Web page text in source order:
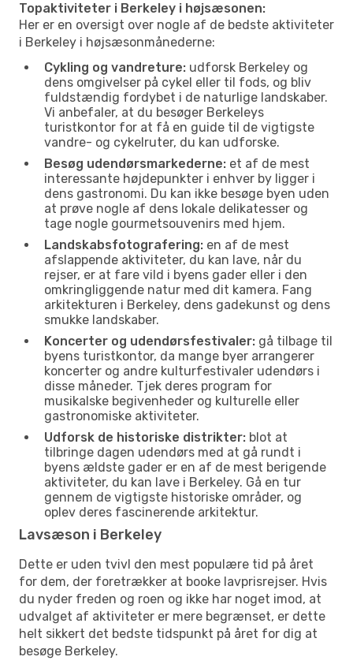
Topaktiviteter i Berkeley i højsæsonen:
Her er en oversigt over nogle af de bedste aktiviteter
i Berkeley i højsæsonmånederne:
Cykling og vandreture: udforsk Berkeley og
dens omgivelser på cykel eller til fods, og bliv
fuldstændig fordybet i de naturlige landskaber.
Vi anbefaler, at du besøger Berkeleys
turistkontor for at få en guide til de vigtigste
vandre- og cykelruter, du kan udforske.
Besøg udendørsmarkederne: et af de mest
interessante højdepunkter i enhver by ligger i
dens gastronomi. Du kan ikke besøge byen uden
at prøve nogle af dens lokale delikatesser og
tage nogle gourmetsouvenirs med hjem.
Landskabsfotografering: en af de mest
afslappende aktiviteter, du kan lave, når du
rejser, er at fare vild i byens gader eller i den
omkringliggende natur med dit kamera. Fang
arkitekturen i Berkeley, dens gadekunst og dens
smukke landskaber.
Koncerter og udendørsfestivaler: gå tilbage til
byens turistkontor, da mange byer arrangerer
koncerter og andre kulturfestivaler udendørs i
disse måneder. Tjek deres program for
musikalske begivenheder og kulturelle eller
gastronomiske aktiviteter.
Udforsk de historiske distrikter: blot at
tilbringe dagen udendørs med at gå rundt i
byens ældste gader er en af de mest berigende
aktiviteter, du kan lave i Berkeley. Gå en tur
gennem de vigtigste historiske områder, og
oplev deres fascinerende arkitektur.
Lavsæson i Berkeley
Dette er uden tvivl den mest populære tid på året
for dem, der foretrækker at booke lavprisrejser. Hvis
du nyder freden og roen og ikke har noget imod, at
udvalget af aktiviteter er mere begrænset, er dette
helt sikkert det bedste tidspunkt på året for dig at
besøge Berkeley.